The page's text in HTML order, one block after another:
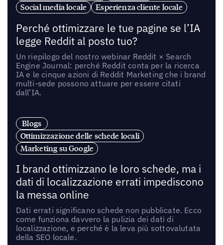
Social media locale
Esperienza cliente locale
Perché ottimizzare le tue pagine se l’IA
legge Reddit al posto tuo?
Un riepilogo del nostro webinar Reddit × Search
Engine Journal: perché Reddit conta per la ricerca
IA e le cinque azioni di Reddit Marketing che i brand
multi-sede possono attuare per essere citati
dall’IA.
Blogs
Ottimizzazione delle schede locali
Marketing su Google
I brand ottimizzano le loro schede, ma i
dati di localizzazione errati impediscono
la messa online
Dati errati significano schede non pubblicate. Ecco
come funziona davvero la pulizia dei dati di
localizzazione, e perché è la leva più sottovalutata
della SEO locale.